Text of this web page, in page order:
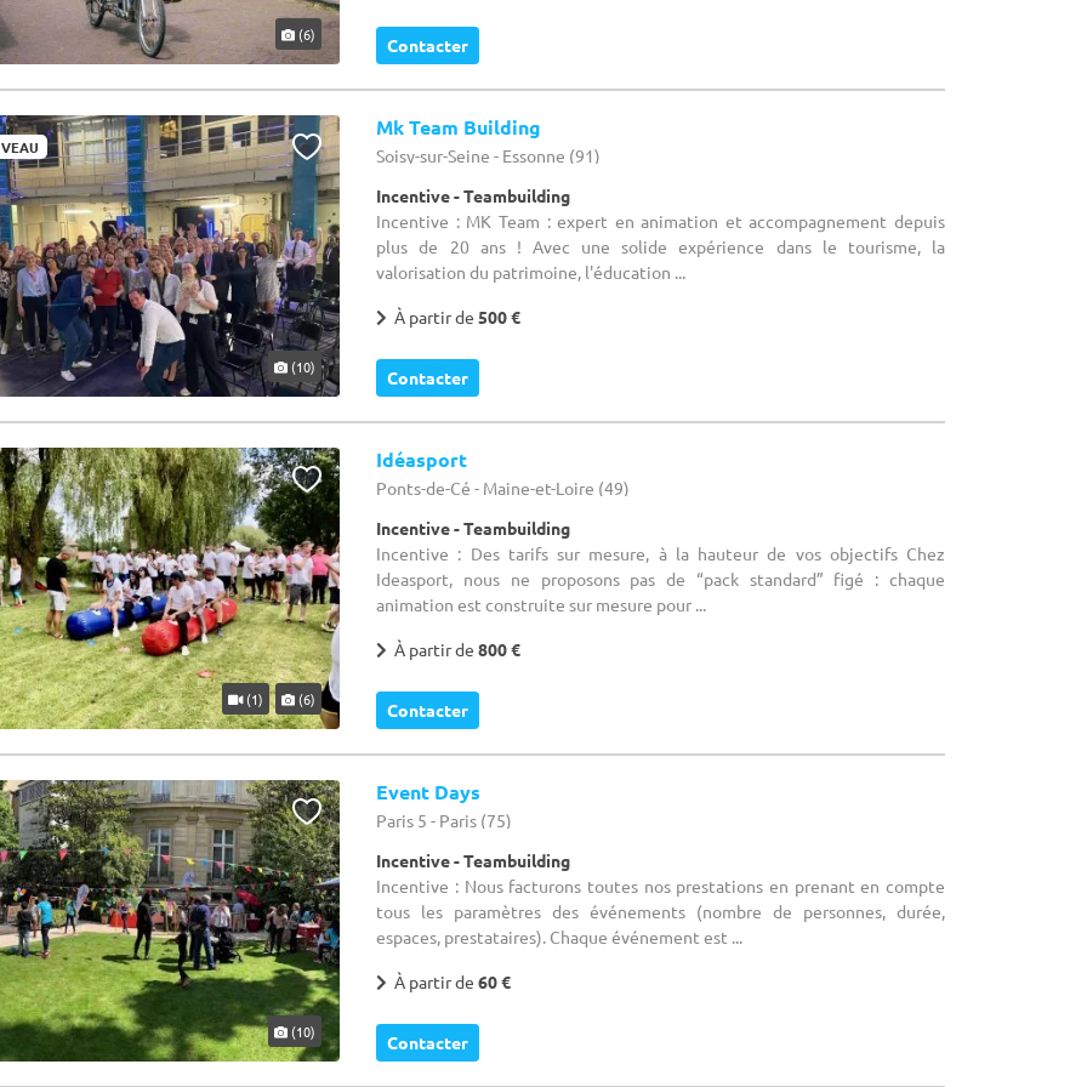
(6) Contacter
(10)
Mk Team Building
Soisy-sur-Seine - Essonne (91)
Incentive - Teambuilding
Incentive : MK Team : expert en animation et accompagnement depuis
plus de 20 ans ! Avec une solide expérience dans le tourisme, la
valorisation du patrimoine, l'éducation ...
À partir de500 €
Contacter
(1) (6)
Idéasport
Ponts-de-Cé - Maine-et-Loire (49)
Incentive - Teambuilding
Incentive : Des tarifs sur mesure, à la hauteur de vos objectifs Chez
Ideasport, nous ne proposons pas de “pack standard” figé : chaque
animation est construite sur mesure pour ...
À partir de800 €
Contacter
(10)
Event Days
Paris 5 - Paris (75)
Incentive - Teambuilding
Incentive : Nous facturons toutes nos prestations en prenant en compte
tous les paramètres des événements (nombre de personnes, durée,
espaces, prestataires). Chaque événement est ...
À partir de60 €
Contacter